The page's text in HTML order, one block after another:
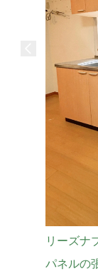
リーズナ
パネルの